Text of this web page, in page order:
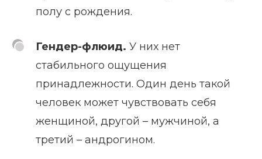
полу с рождения.
Гендер-флюид. У них нет
стабильного ощущения
принадлежности. Один день такой
человек может чувствовать себя
женщиной, другой – мужчиной, а
третий – андрогином.